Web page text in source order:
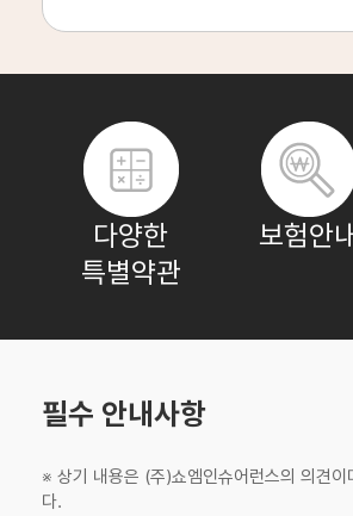
김**
박**
다양한
특별약관
보험안
필수 안내사항
※ 상기 내용은 (주)쇼엠인슈어런스의 의견
다.